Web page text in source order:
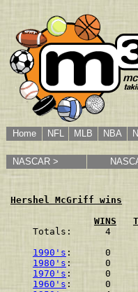
Home NFL MLB NBA
NASCAR >
Hershel McGriff wins
WINS
Totals:      4
1990's :      0
1980's :      0
1970's :      0
1960's :      0